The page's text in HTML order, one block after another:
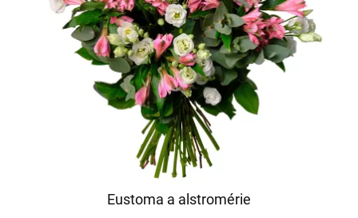
Eustoma a alstromérie